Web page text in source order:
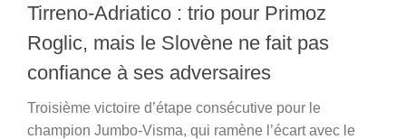
Tirreno-Adriatico : trio pour Primoz
Roglic, mais le Slovène ne fait pas
confiance à ses adversaires
Troisième victoire d’étape consécutive pour le
champion Jumbo-Visma, qui ramène l’écart avec le